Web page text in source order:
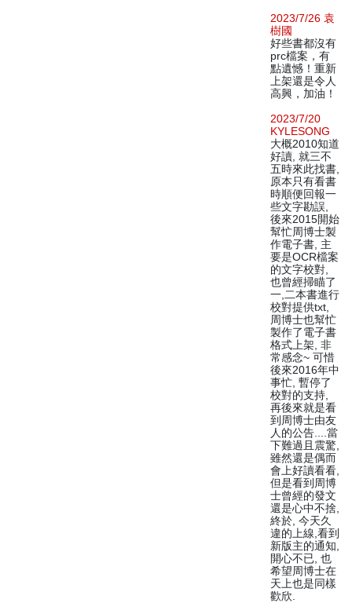
2023/7/26 袁
樹國
好些書都沒有
prc檔案，有
點遺憾！重新
上架還是令人
高興，加油！
2023/7/20
KYLESONG
大概2010知道
好讀, 就三不
五時來此找書,
原本只有看書
時順便回報一
些文字勘誤,
後來2015開始
幫忙周博士製
作電子書, 主
要是OCR檔案
的文字校對,
也曾經掃瞄了
一,二本書進行
校對提供txt,
周博士也幫忙
製作了電子書
格式上架, 非
常感念~ 可惜
後來2016年中
事忙, 暫停了
校對的支持,
再後來就是看
到周博士由友
人的公告....當
下難過且震驚,
雖然還是偶而
會上好讀看看,
但是看到周博
士曾經的發文
還是心中不捨,
終於, 今天久
違的上線,看到
新版主的通知,
開心不已, 也
希望周博士在
天上也是同樣
歡欣.